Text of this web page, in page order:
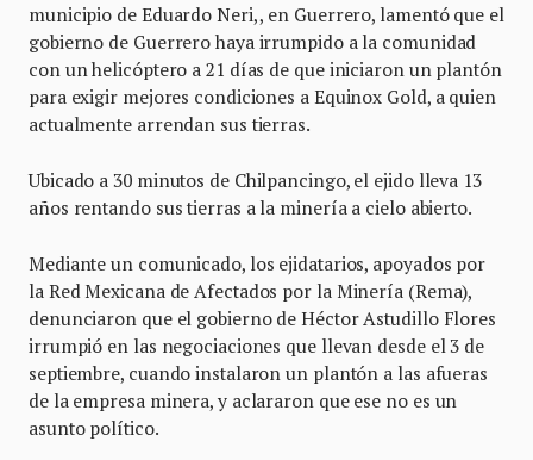
municipio de Eduardo Neri, , en Guerrero, lamentó que el
gobierno de Guerrero haya irrumpido a la comunidad
con un helicóptero a 21 días de que iniciaron un plantón
para exigir mejores condiciones a Equinox Gold, a quien
actualmente arrendan sus tierras.
Ubicado a 30 minutos de Chilpancingo, el ejido lleva 13
años rentando sus tierras a la minería a cielo abierto.
Mediante un comunicado, los ejidatarios, apoyados por
la Red Mexicana de Afectados por la Minería (Rema),
denunciaron que el gobierno de Héctor Astudillo Flores
irrumpió en las negociaciones que llevan desde el 3 de
septiembre, cuando instalaron un plantón a las afueras
de la empresa minera, y aclararon que ese no es un
asunto político.